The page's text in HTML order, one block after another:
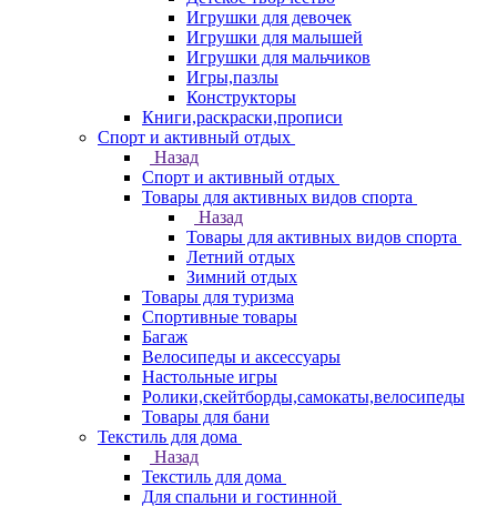
Игрушки для девочек
Игрушки для малышей
Игрушки для мальчиков
Игры,пазлы
Конструкторы
Книги,раскраски,прописи
Спорт и активный отдых
Назад
Спорт и активный отдых
Товары для активных видов спорта
Назад
Товары для активных видов спорта
Летний отдых
Зимний отдых
Товары для туризма
Спортивные товары
Багаж
Велосипеды и аксессуары
Настольные игры
Ролики,скейтборды,самокаты,велосипеды
Товары для бани
Текстиль для дома
Назад
Текстиль для дома
Для спальни и гостинной